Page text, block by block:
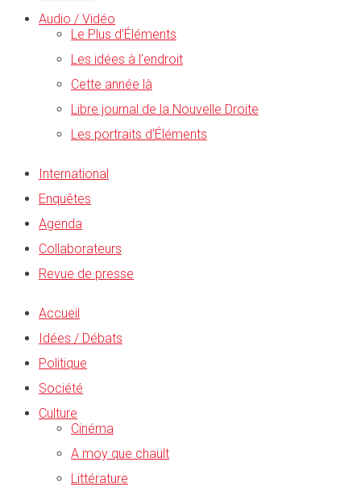
Audio / Vidéo
Le Plus d’Éléments
Les idées à l’endroit
Cette année là
Libre journal de la Nouvelle Droite
Les portraits d’Éléments
International
Enquêtes
Agenda
Collaborateurs
Revue de presse
Accueil
Idées / Débats
Politique
Société
Culture
Cinéma
A moy que chault
Littérature